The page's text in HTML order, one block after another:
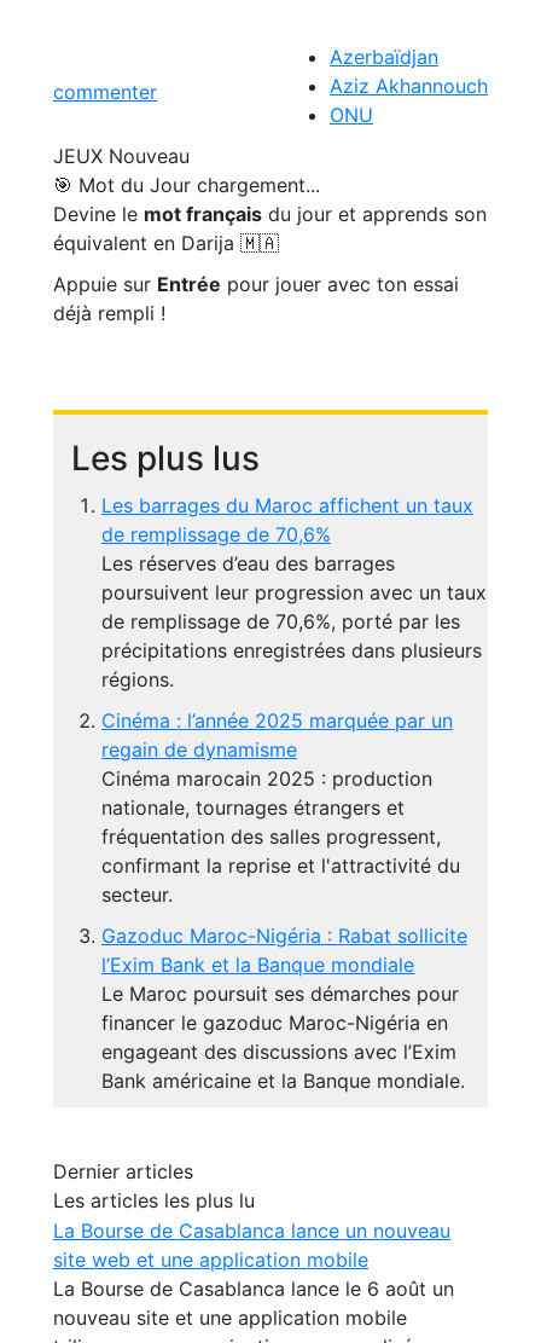
commenter
Azerbaïdjan
Aziz Akhannouch
ONU
JEUX Nouveau
🎯 Mot du Jour chargement...
Devine le mot français du jour et apprends son
équivalent en Darija 🇲🇦
Appuie sur Entrée pour jouer avec ton essai
déjà rempli !
Les plus lus
Les barrages du Maroc affichent un taux
de remplissage de 70,6%
Les réserves d’eau des barrages
poursuivent leur progression avec un taux
de remplissage de 70,6%, porté par les
précipitations enregistrées dans plusieurs
régions.
Cinéma : l’année 2025 marquée par un
regain de dynamisme
Cinéma marocain 2025 : production
nationale, tournages étrangers et
fréquentation des salles progressent,
confirmant la reprise et l'attractivité du
secteur.
Gazoduc Maroc-Nigéria : Rabat sollicite
l’Exim Bank et la Banque mondiale
Le Maroc poursuit ses démarches pour
financer le gazoduc Maroc-Nigéria en
engageant des discussions avec l’Exim
Bank américaine et la Banque mondiale.
Dernier articles
Les articles les plus lu
La Bourse de Casablanca lance un nouveau
site web et une application mobile
La Bourse de Casablanca lance le 6 août un
nouveau site et une application mobile